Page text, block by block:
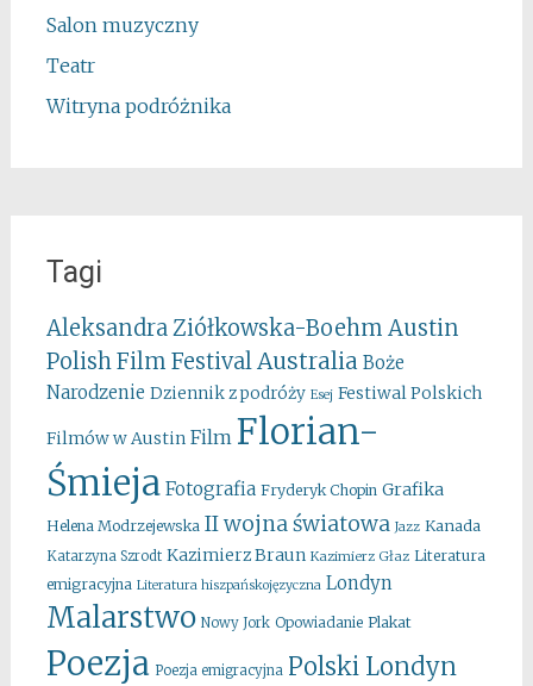
Salon muzyczny
Teatr
Witryna podróżnika
Tagi
Aleksandra Ziółkowska-Boehm Austin
Polish Film FestivalAustralia Boże
Narodzenie Dziennik z podróży Esej Festiwal Polskich
Filmów w Austin Film Florian-
Śmieja Fotografia Fryderyk Chopin Grafika
Helena Modrzejewska II wojna światowa Jazz Kanada
Katarzyna Szrodt Kazimierz Braun Kazimierz Głaz Literatura
emigracyjna Literatura hiszpańskojęzyczna Londyn
Malarstwo Nowy Jork Opowiadanie Plakat
Poezja Poezja emigracyjna Polski Londyn